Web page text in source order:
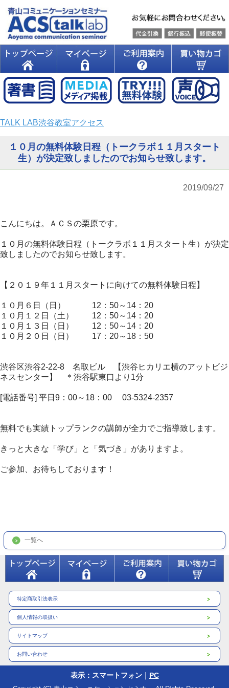
TALK LAB渋谷教室アクセス
１０月の無料体験日程（トークラボ１１月スタート
生）が決定致しましたのでお知らせ致します。
2019/09/27
こんにちは。ＡＣＳの栗原です。
１０月の無料体験日程（トークラボ１１月スタート生）が決定
致しましたのでお知らせ致します。
【２０１９年１１月スタートに向けての無料体験日程】
１０月６日（日） 12：50～14：20
１０月１２日（土） 12：50～14：20
１０月１３日（日） 12：50～14：20
１０月２０日（日） 17：20～18：50
渋谷区渋谷2-22-8 名取ビル 【渋谷ヒカリエ横のアットビジ
ネスセンター】 ＊渋谷駅東口より1分
[電話番号] 平日9：00～18：00 03-5324-2357
無料でも実績トップランクの講師が全力でご指導致します。
きっと大きな「学び」と「気づき」がありますよ。
ご参加、お待ちしております！
一覧へ
特定商取引法表示
個人情報の取扱い
サイトマップ
お問い合わせ
表示：スマートフォン｜ PC